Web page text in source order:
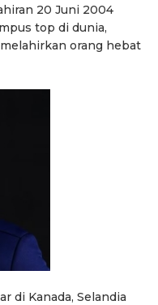
20 Juni 2004
top di dunia,
orang hebat
di Kanada, Selandia